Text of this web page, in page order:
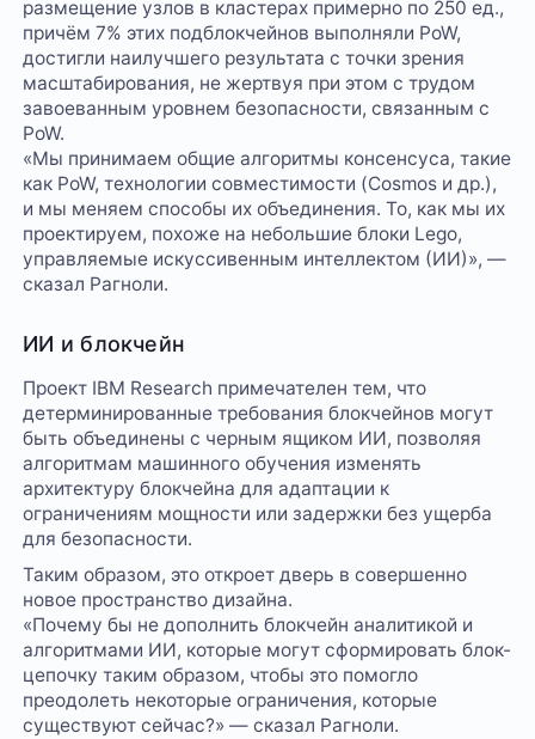
размещение узлов в кластерах примерно по 250 ед.,
причём 7% этих подблокчейнов выполняли PoW,
достигли наилучшего результата с точки зрения
масштабирования, не жертвуя при этом с трудом
завоеванным уровнем безопасности, связанным с
PoW.
«Мы принимаем общие алгоритмы консенсуса, такие
как PoW, технологии совместимости (Cosmos и др.),
и мы меняем способы их объединения. То, как мы их
проектируем, похоже на небольшие блоки Lego,
управляемые искуссивенным интеллектом (ИИ)», —
сказал Рагноли.
ИИ и блокчейн
Проект IBM Research примечателен тем, что
детерминированные требования блокчейнов могут
быть объединены с черным ящиком ИИ, позволяя
алгоритмам машинного обучения изменять
архитектуру блокчейна для адаптации к
ограничениям мощности или задержки без ущерба
для безопасности.
Таким образом, это откроет дверь в совершенно
новое пространство дизайна.
«Почему бы не дополнить блокчейн аналитикой и
алгоритмами ИИ, которые могут сформировать блок-
цепочку таким образом, чтобы это помогло
преодолеть некоторые ограничения, которые
существуют сейчас?» — сказал Рагноли.